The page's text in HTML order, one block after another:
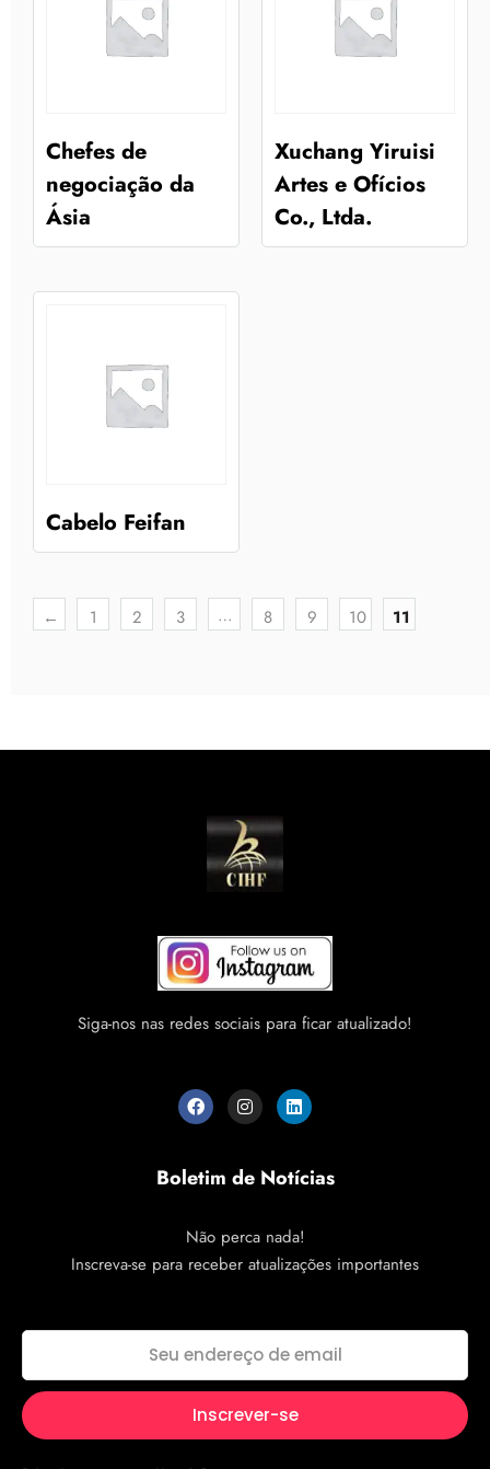
Chefes de
negociação da
Ásia
Xuchang Yiruisi
Artes e Ofícios
Co., Ltda.
Cabelo Feifan
← 1 2 3 … 8 9 10 11
Siga-nos nas redes sociais para ficar atualizado!
Boletim de Notícias
Não perca nada!
Inscreva-se para receber atualizações importantes